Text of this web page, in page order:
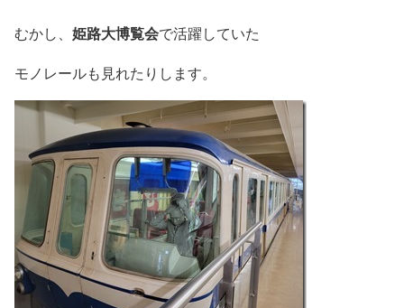
むかし、 姫路大博覧会で活躍していた
モノレールも見れたりします。